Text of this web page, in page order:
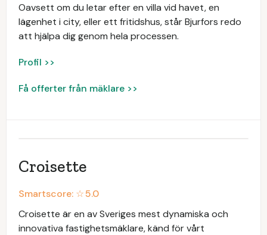
Oavsett om du letar efter en villa vid havet, en
lägenhet i city, eller ett fritidshus, står Bjurfors redo
att hjälpa dig genom hela processen.
Profil >>
Få offerter från mäklare >>
Croisette
Smartscore: ☆5.0
Croisette är en av Sveriges mest dynamiska och
innovativa fastighetsmäklare, känd för vårt